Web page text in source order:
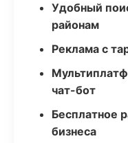
Удобный
районам
Реклама с
чат-бот
Бесплатное
бизнеса